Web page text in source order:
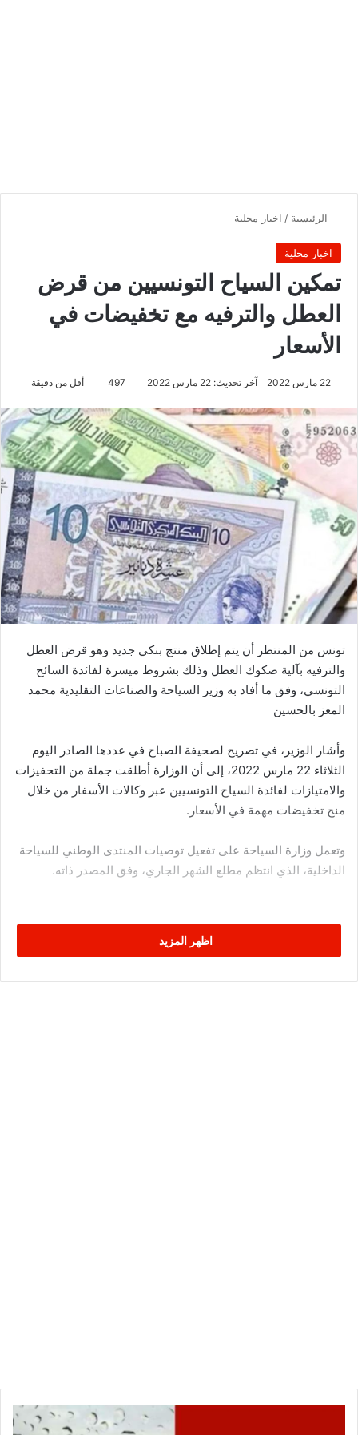
الرئيسية / اخبار محلية
اخبار محلية
تمكين السياح التونسيين من قرض
العطل والترفيه مع تخفيضات في
الأسعار
22 مارس 2022 آخر تحديث: 22 مارس 2022 497 أقل من دقيقة
تونس من المنتظر أن يتم إطلاق منتج بنكي جديد وهو قرض العطل
والترفيه بآلية صكوك العطل وذلك بشروط ميسرة لفائدة السائح
التونسي، وفق ما أفاد به وزير السياحة والصناعات التقليدية محمد
المعز بالحسين
وأشار الوزير، في تصريح لصحيفة الصباح في عددها الصادر اليوم
الثلاثاء 22 مارس 2022، إلى أن الوزارة أطلقت جملة من التحفيزات
والامتيازات لفائدة السياح التونسيين عبر وكالات الأسفار من خلال
منح تخفيضات مهمة في الأسعار.
وتعمل وزارة السياحة على تفعيل توصيات المنتدى الوطني للسياحة
الداخلية، الذي انتظم مطلع الشهر الجاري، وفق المصدر ذاته.
اظهر المزيد